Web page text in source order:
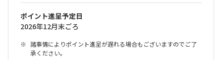
ポイント進呈予定日
2026年12月末ごろ
諸事情によりポイント進呈が遅れる場合もございますのでご了
承ください。